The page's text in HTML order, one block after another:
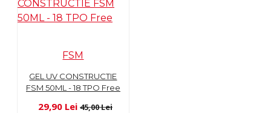
FSM
GEL UV CONSTRUCTIE
FSM 50ML - 18 TPO Free
29,90 Lei 45,00 Lei